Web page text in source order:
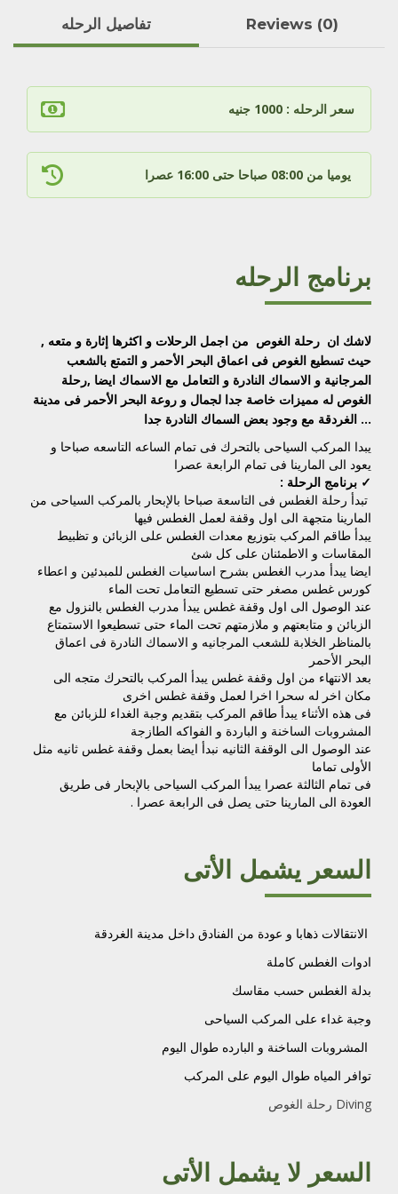
تفاصيل الرحله Reviews (0)
برنامج الرحله
لاشك ان رحلة الغوص من اجمل الرحلات و اكثرها إثارة و متعه ,
حيث تسطيع الغوص فى اعماق البحر الأحمر و التمتع بالشعب
المرجانية و الاسماك النادرة و التعامل مع الاسماك ايضا ,رحلة
الغوص له مميزات خاصة جدا لجمال و روعة البحر الأحمر فى مدينة
الغردقة مع وجود بعض السماك النادرة جدا …
يبدا المركب السياحى بالتحرك فى تمام الساعه التاسعه صباحا و
يعود الى المارينا فى تمام الرابعة عصرا
✓ برنامج الرحلة :
تبدأ رحلة الغطس فى التاسعة صباحا بالإبحار بالمركب السياحى من
المارينا متجهة الى اول وقفة لعمل الغطس فيها
يبدأ طاقم المركب بتوزيع معدات الغطس على الزبائن و تظبيط
المقاسات و الاطمئنان على كل شئ
ايضا يبدأ مدرب الغطس بشرح اساسيات الغطس للمبدئين و اعطاء
كورس غطس مصغر حتى تسطيع التعامل تحت الماء
عند الوصول الى اول وقفة غطس يبدأ مدرب الغطس بالنزول مع
الزبائن و متابعتهم و ملازمتهم تحت الماء حتى تسطيعوا الاستمتاع
بالمناظر الخلابة للشعب المرجانيه و الاسماك النادرة فى اعماق
البحر الأحمر
بعد الانتهاء من اول وقفة غطس يبدأ المركب بالتحرك متجه الى
مكان اخر له سحرا اخرا لعمل وقفة غطس اخرى
فى هذه الأثناء يبدأ طاقم المركب بتقديم وجبة الغداء للزبائن مع
المشروبات الساخنة و الباردة و الفواكه الطازجة
عند الوصول الى الوقفة الثانيه نبدأ ايضا بعمل وقفة غطس ثانيه مثل
الأولى تماما
فى تمام الثالثة عصرا يبدأ المركب السياحى بالإبحار فى طريق
العودة الى المارينا حتى يصل فى الرابعة عصرا .
السعر يشمل الأتى
ادوات الغطس كاملة
بدلة الغطس حسب مقاسك
وجبة غداء على المركب السياحى
توافر المياه طوال اليوم على المركب
رحلة الغوص Diving
السعر لا يشمل الأتى